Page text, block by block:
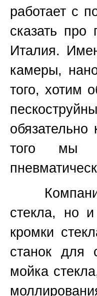
работает с
сказать про
Италия.
камеры,
того, хотим
того мы
Компания
стекла, но
кромки
станок для
мойка